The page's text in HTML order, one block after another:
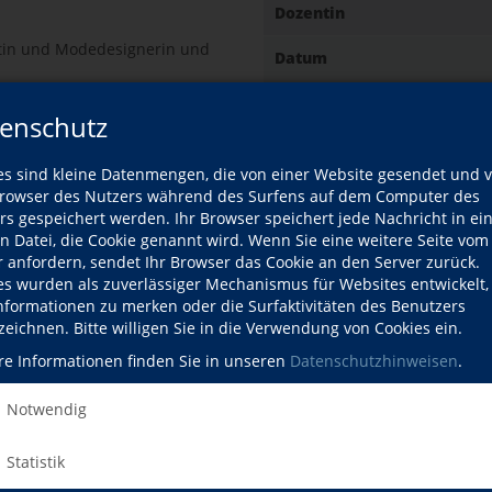
sind kleine Datenmengen, die von einer Website gesendet und
des Nutzers während des Surfens auf dem Computer des
gespeichert werden. Ihr Browser speichert jede Nachricht in
Datei, die Cookie genannt wird. Wenn Sie eine weitere Seite vom
anfordern, sendet Ihr Browser das Cookie an den Server zurück.
wurden als zuverlässiger Mechanismus für Websites
zu merken oder die Surfaktivitäten des Benutzers
Bitte willigen Sie in die Verwendung von Cookies ein.
Informationen finden Sie in unseren Datenschutzhinweisen.
Notwendig
Statistik
Dozentin
Datum
Ort
Kursdetails drucken
und Modedesignerin und